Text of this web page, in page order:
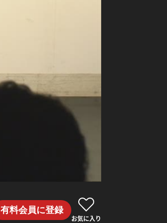
有料会員に登録
お気に入り